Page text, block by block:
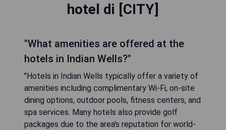
hotel di [CITY]
"What amenities are offered at the
hotels in Indian Wells?"
"Hotels in Indian Wells typically offer a variety of
amenities including complimentary Wi-Fi, on-site
dining options, outdoor pools, fitness centers, and
spa services. Many hotels also provide golf
packages due to the area's reputation for world-